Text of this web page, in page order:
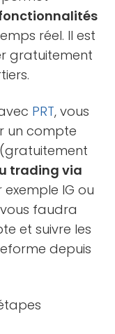
réel. Il est
gratuitement
PRT, vous
un compte
trading via
IG ou
vous faudra
et suivre les
depuis